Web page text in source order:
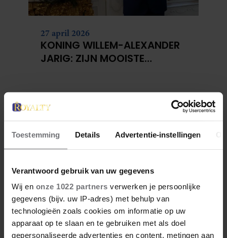
Toestemming Details Advertentie-instellingen
Verantwoord gebruik van uw gegevens
Wij en onze 1022 partners verwerken je persoonlijke
gegevens (bijv. uw IP-adres) met behulp van
technologieën zoals cookies om informatie op uw
apparaat op te slaan en te gebruiken met als doel
gepersonaliseerde advertenties en content, metingen aan
27 april 2026
KONING WILLEM-ALEXANDER
JARIG: ZIJN MOOISTE
27 april 2026
DOKKUM PAKT UIT VOOR
KONINGSPAAR TIJDENS